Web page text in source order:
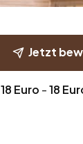
Jetzt
18 Euro -18